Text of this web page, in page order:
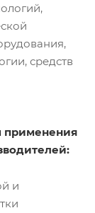
средств
применения
и